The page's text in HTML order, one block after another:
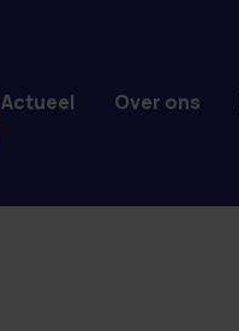
Actueel Over ons